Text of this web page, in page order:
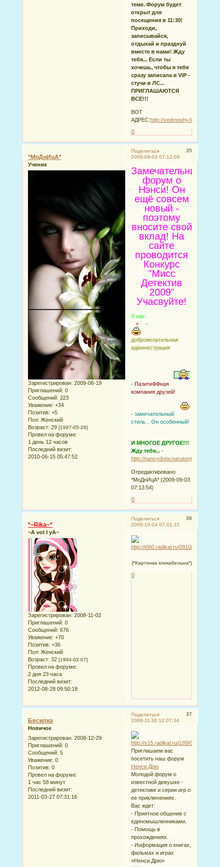
теме. Форум будет
открыт для
посещения в 11:30!
Приходи,
записывайся,
отдыхай и празднуй
вместе в нами! Жду
тебя... Если ты
хочешь, чтобы я тебя
сразу записала в ViP -
стучи в ЛС...
ПРИГЛАШАЮТСЯ
ВСЕ!!!
ВОТ
АДРЕС:http://vedmoshy.forumbb.ru/
0
Поделиться
35
2009-09-03 07:12:09
*МоДнИцА*
Ученик
Зарегистрирован: 2009-06-19
Приглашений: 0
Сообщений: 223
Уважение: +34
Позитив: +5
Пол: Женский
Возраст: 29 [1997-05-26]
Провел на форуме:
1 день 12 часов
Последний визит:
2010-06-15 05:47:52
Замечательный
форум о
Нэнси! Он
ещё совсем
новый -
поэтому
вносите свой
вклад! На
сайте
проводится
Конкурс
"Мисс
Детектив
2009"
Учасвуйте!
У нас:
-
доброжелательная
админестрация
- ПазитиФФная
компания друзей!
- замечательный
стиль... Он особенный!
И МНОГОЕ ДРУГОЕ!!!
Жду тебя...-
http://nancydrew.narutorpg.ru/
Отредактировано
*МоДнИцА* (2009-09-03
07:13:54)
0
Поделиться
36
2009-10-24 07:01:12
*~Rika~*
~A vot I yA~
Зарегистрирован: 2008-11-02
Приглашений: 0
Сообщений: 676
Уважение: +70
Позитив: +36
Пол: Женский
Возраст: 32 [1994-02-07]
Провел на форуме:
2 дня 23 часа
Последний визит:
2012-08-28 09:50:18
{*Картинка кликабельна*}
0
Поделиться
37
2009-11-30 12:07:34
Бесилка
Новичок
Зарегистрирован: 2008-12-29
Приглашений: 0
Сообщений: 5
Уважение: 0
Позитив: 0
Провел на форуме:
1 час 58 минут
Последний визит:
2011-03-27 07:31:16
Приглашаем вас
посетить наш форум
Ненси Дрю
Молодой форум о
известной девушке -
детективе и серии игр о
ее приключениях.
Вас ждет:
- Приятное общение с
единомышленниками.
- Помощь в
прохождениях.
- Информация о книгах,
фильмах и играх
«Ненси Дрю»